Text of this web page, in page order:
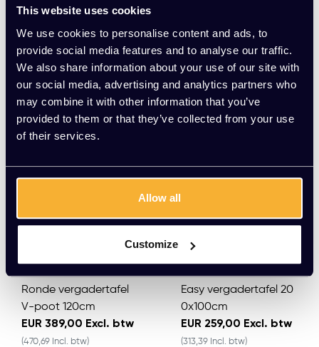
This website uses cookies
We use cookies to personalise content and ads, to
provide social media features and to analyse our traffic.
We also share information about your use of our site with
our social media, advertising and analytics partners who
may combine it with other information that you’ve
provided to them or that they’ve collected from your use
of their services.
Allow all
Customize
(398,09 Incl. btw)
Ronde vergadertafel
V-poot 120cm
EUR 389,00 Excl. btw
(470,69 Incl. btw)
Easy vergadertafel 20
0x100cm
EUR 259,00 Excl. btw
(313,39 Incl. btw)